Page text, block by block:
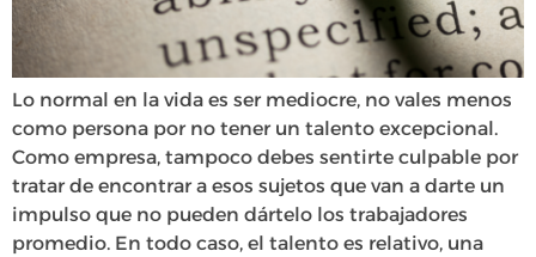
Lo normal en la vida es ser mediocre, no vales menos
como persona por no tener un talento excepcional.
Como empresa, tampoco debes sentirte culpable por
tratar de encontrar a esos sujetos que van a darte un
impulso que no pueden dártelo los trabajadores
promedio. En todo caso, el talento es relativo, una